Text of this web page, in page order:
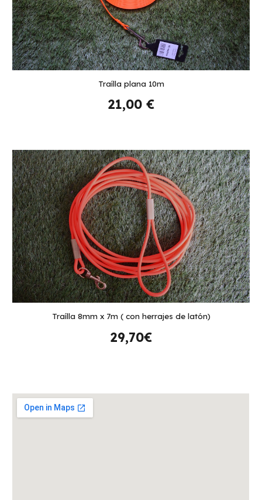
Traílla plana 10m
21,00 €
Traílla 8mm x 7m ( con herrajes de latón)
29,70€